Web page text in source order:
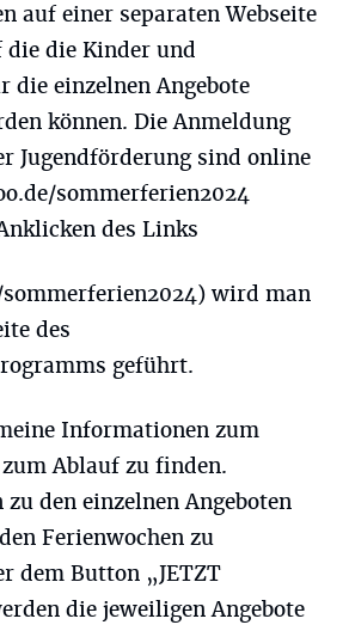
auf einer separaten Webseite
die Kinder und
die einzelnen Angebote
können. Die Anmeldung
Jugendförderung sind online
sommerferien2024
des Links
wird man
des
geführt.
Informationen zum
Ablauf zu finden.
zu den einzelnen Angeboten
Ferienwochen zu
dem Button „JETZT
die jeweiligen Angebote